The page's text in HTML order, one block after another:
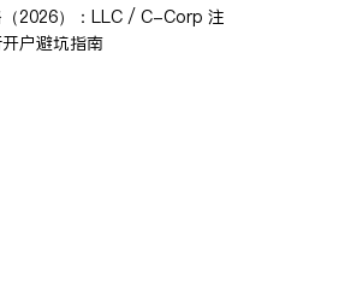
2026）：LLC / C-Corp 注
户避坑指南